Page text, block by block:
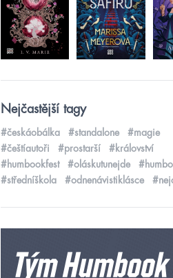
Nejčastější tagy
#českáobálka #standalone
#magie
#češtíautoři
#prostarší
#království
#humbookfest
#oláskutunejde
#středníškola
#odnenávistiklásce